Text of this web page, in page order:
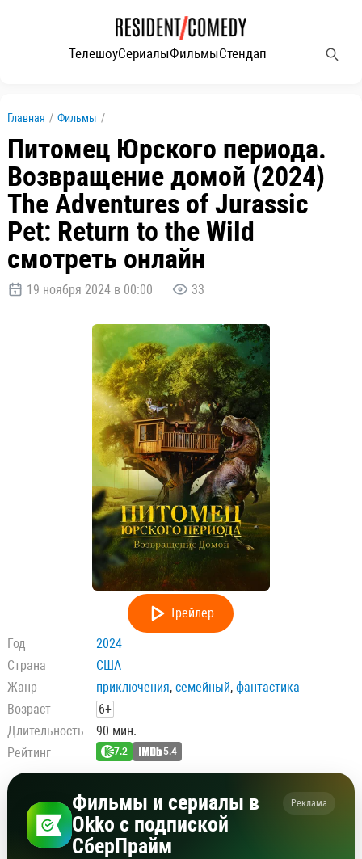
ТелешоуСериалыФильмыСтендап
Главная / Фильмы /
Питомец Юрского периода.
Возвращение домой (2024)
The Adventures of Jurassic
Pet: Return to the Wild
смотреть онлайн
19 ноября 2024 в 00:00 33
Трейлер
Год
2024
Страна
США
Жанр
приключения, семейный, фантастика
Возраст
6+
Длительность
90 мин.
Рейтинг
7.2 5.4
Фильмы и сериалы в
Okko с подпиской
СберПрайм
Реклама